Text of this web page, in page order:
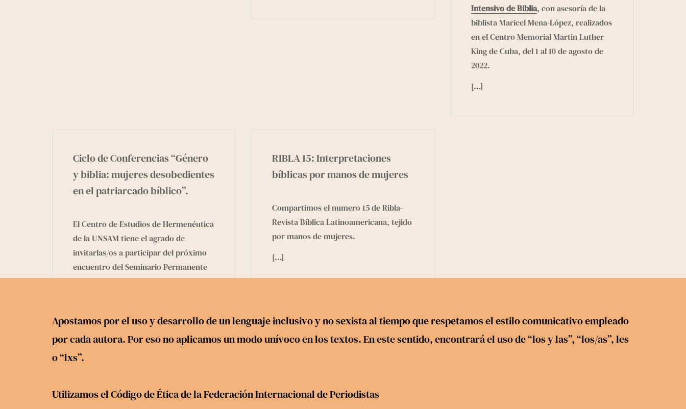
Intensivo de Biblia, con asesoría de la
biblista Maricel Mena-López, realizados
en elCentro Memorial Martin Luther
Kingde Cuba, del 1 al 10 de agosto de
2022.
[…]
Ciclo de Conferencias “Género
y biblia: mujeres desobedientes
en el patriarcado bíblico”.
El Centro de Estudios de Hermenéutica
de la UNSAM tiene el agrado de
invitarlas/os a participar del próximo
encuentro del Seminario Permanente
de Hermenéutica y Espiritualidad
bíblico”. Ciclo de cuatro
presentaciones a cargo de Norma
Kraselnik.
RIBLA 15: Interpretaciones
bíblicas por manos de mujeres
Compartimos el numero 15 de Ribla-
Revista Bíblica Latinoamericana, tejido
por manos de mujeres.
[…]
Apostamos por el uso y desarrollo de un lenguaje inclusivo y no sexista al tiempo que respetamos el estilo comunicativo empleado
por cada autora. Por eso no aplicamos un modo unívoco en los textos. En este sentido, encontrará el uso de “los y las”, “los/as”, les
o “lxs”.
Utilizamos elCódigo de Éticade la Federación Internacional de Periodistas